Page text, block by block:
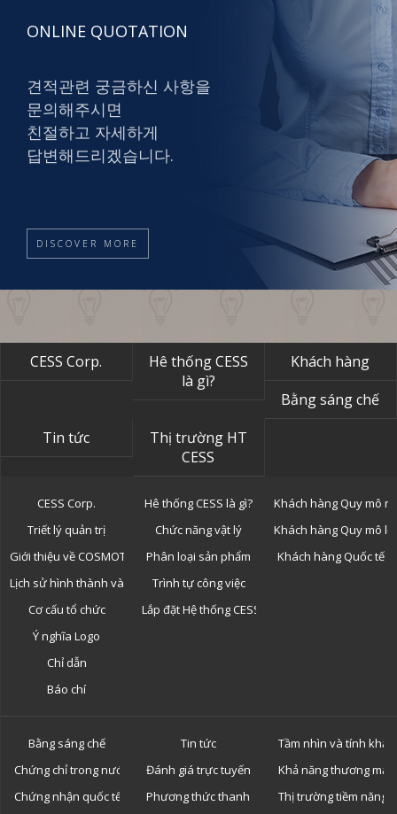
ONLINE QUOTATION
견적관련 궁금하신 사항을
문의해주시면
친절하고 자세하게
답변해드리겠습니다.
DISCOVER MORE
CESS Corp.
Hê thống CESS
là gì?
Khách hàng
Bằng sáng chế
Tin tức
Thị trường HT
CESS
CESS Corp.
Triết lý quản trị
Giới thiệu về COSMOTOR
Lịch sử hình thành và phát triển
Cơ cấu tổ chức
Ý nghĩa Logo
Chỉ dẫn
Báo chí
Hê thống CESS là gì?
Chức năng vật lý
Phân loại sản phẩm
Trình tự công việc
Lắp đặt Hệ thống CESS
Khách hàng Quy mô
Khách hàng Quy mô
Khách hàng Quốc tế
Bằng sáng chế
Chứng chỉ trong nước
Chứng nhận quốc tế
Tin tức
Đánh giá trực tuyến
Phương thức thanh toán
Tầm nhìn và tính khả
Khả năng thương mại
Thị trường tiềm năng